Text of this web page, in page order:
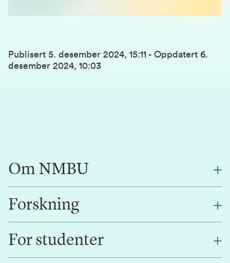
Publisert 5. desember 2024, 15:11 - Oppdatert 6.
desember 2024, 10:03
Om NMBU
Om oss
Forskning
Forskning
For studenter